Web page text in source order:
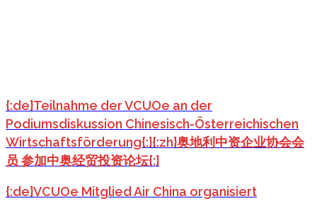
{:de}Teilnahme der VCUOe an der
Podiumsdiskussion Chinesisch-Österreichischen
Wirtschaftsförderung{:}{:zh}奥地利中资企业协会会
员 参加中奥经贸投资论坛{:}
{:de}VCUOe Mitglied Air China organisiert